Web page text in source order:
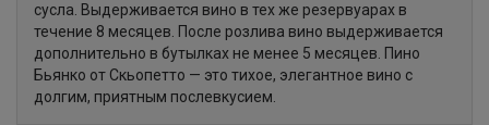
сусла. Выдерживается вино в тех же резервуарах в
течение 8 месяцев. После розлива вино выдерживается
дополнительно в бутылках не менее 5 месяцев. Пино
Бьянко от Скьопетто — это тихое, элегантное вино с
долгим, приятным послевкусием.